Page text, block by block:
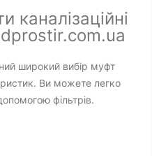
каналізаційні
широкий вибір муфт
Ви можете легко
фільтрів.